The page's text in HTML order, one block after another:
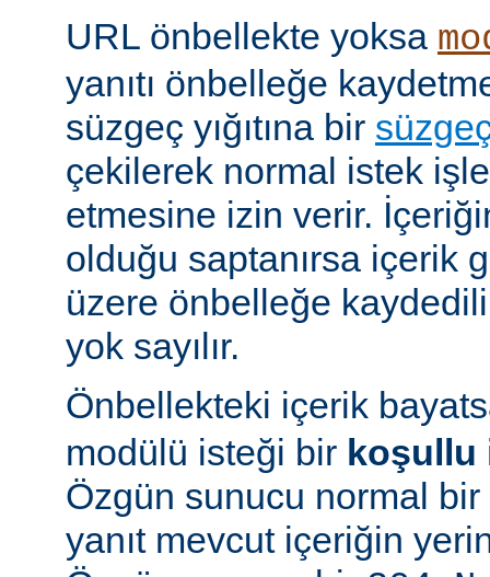
URL önbellekte yoksa
yanıtı önbelleğe
süzgeç yığıtına bir
çekilerek normal istek
etmesine izin verir.
olduğu saptanırsa içerik
üzere önbelleğe
yok sayılır.
Önbellekteki içerik
modülü isteği bir koşullu
Özgün sunucu normal bir
yanıt mevcut içeriğin